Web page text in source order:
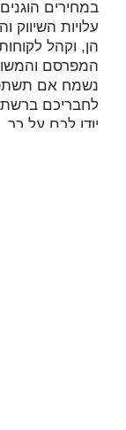
במחירים
עלויות השיווק
הן, וקהל
המפרסם
נשמח אם
לחבריכם
יודו לכם על כך.